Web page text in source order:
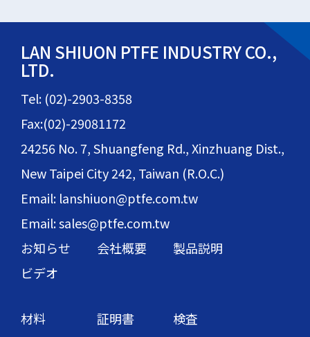
LAN SHIUON PTFE INDUSTRY CO.,
LTD.
Tel: (02)-2903-8358
Fax:(02)-29081172
24256 No. 7, Shuangfeng Rd., Xinzhuang Dist.,
New Taipei City 242, Taiwan (R.O.C.)
Email: lanshiuon@ptfe.com.tw
Email: sales@ptfe.com.tw
お知らせ
会社概要
製品説明
ビデオ
材料 証明書
検査